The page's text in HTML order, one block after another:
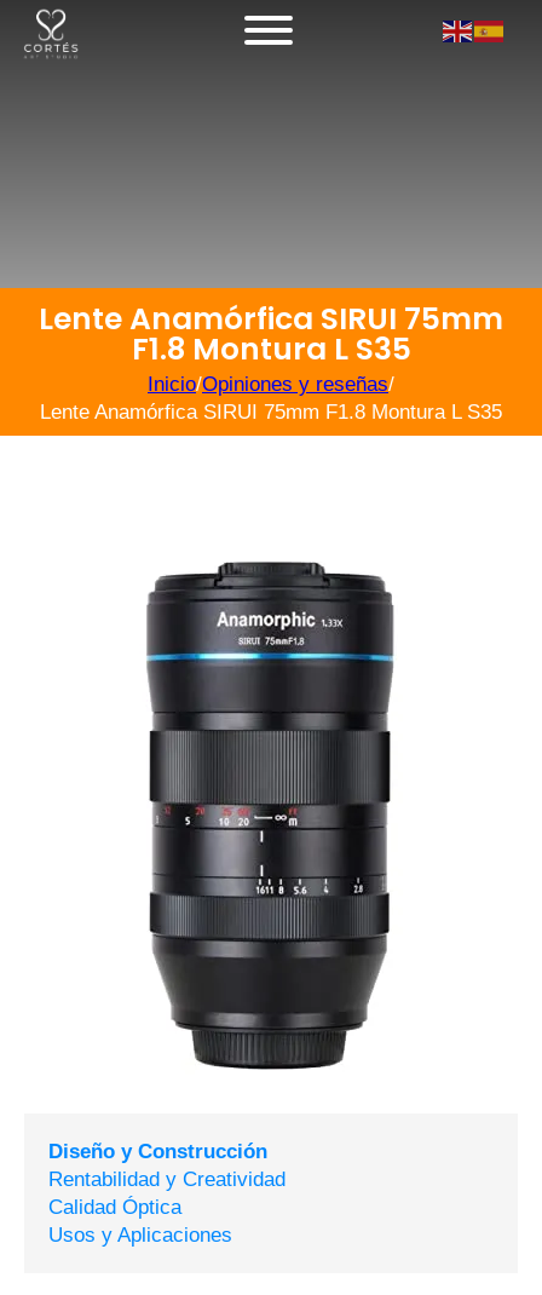
Lente Anamórfica SIRUI 75mm
F1.8 Montura L S35
Inicio/Opiniones y reseñas/
Lente Anamórfica SIRUI 75mm F1.8 Montura L S35
Diseño y Construcción
Rentabilidad y Creatividad
Calidad Óptica
Usos y Aplicaciones